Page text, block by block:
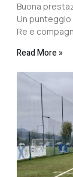
Buona
Un
Re e
Read More »